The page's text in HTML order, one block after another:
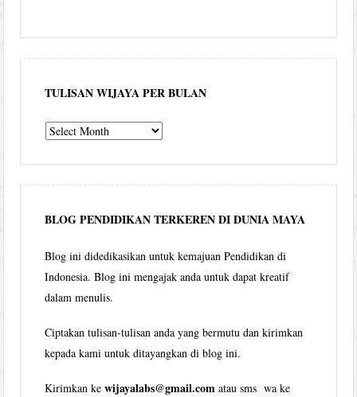
TULISAN WIJAYA PER BULAN
Tulisan
per
bulan
BLOG PENDIDIKAN TERKEREN DI DUNIA MAYA
Blog ini didedikasikan untuk kemajuan Pendidikan di
Indonesia. Blog ini mengajak anda untuk dapat kreatif
dalam menulis.
Ciptakan tulisan-tulisan anda yang bermutu dan kirimkan
kepada kami untuk ditayangkan di blog ini.
Kirimkan kewijayalabs@gmail.com atau sms wa ke